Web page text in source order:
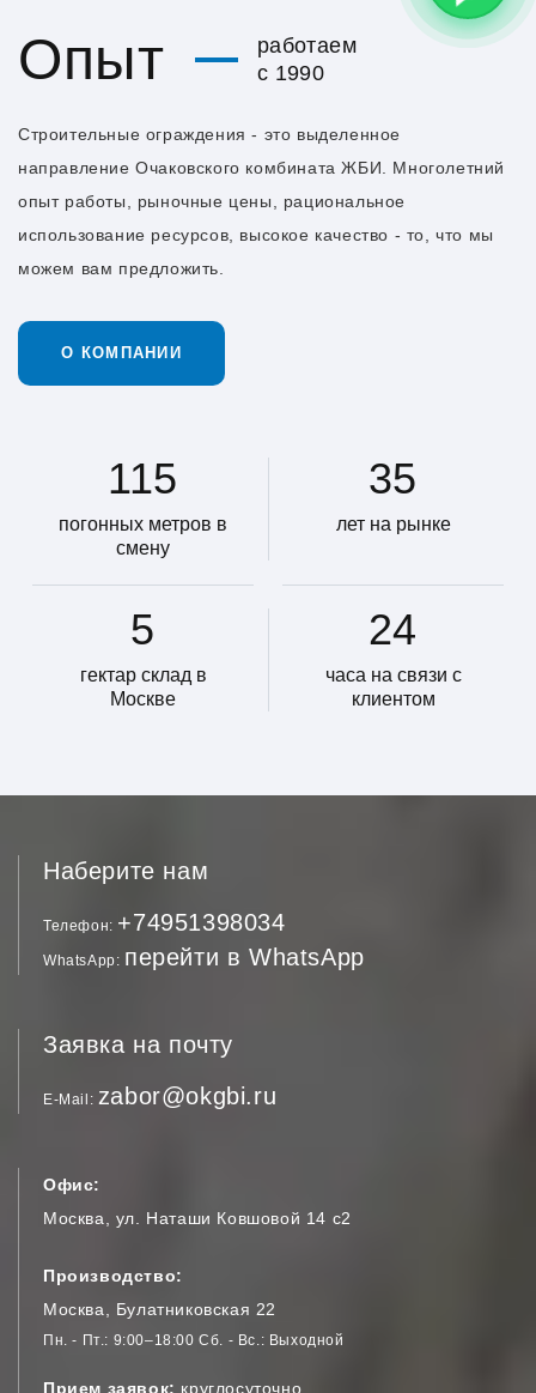
Опыт
работаем
с 1990
Строительные ограждения - это выделенное
направление Очаковского комбината ЖБИ. Многолетний
опыт работы, рыночные цены, рациональное
использование ресурсов, высокое качество - то, что мы
можем вам предложить.
О КОМПАНИИ
115
погонных метров в
смену
35
лет на рынке
5
гектар склад в
Москве
24
часа на связи с
клиентом
Наберите нам
Телефон +74951398034
WhatsApp перейти в WhatsApp
Заявка на почту
E-Mail zabor@okgbi.ru
Офис:
Москва, ул. Наташи Ковшовой 14 с2
Производство:
Москва, Булатниковская 22
Пн. - Пт. 9:00–18:00 Сб. - Вс. Выходной
Прием заявок: круглосуточно